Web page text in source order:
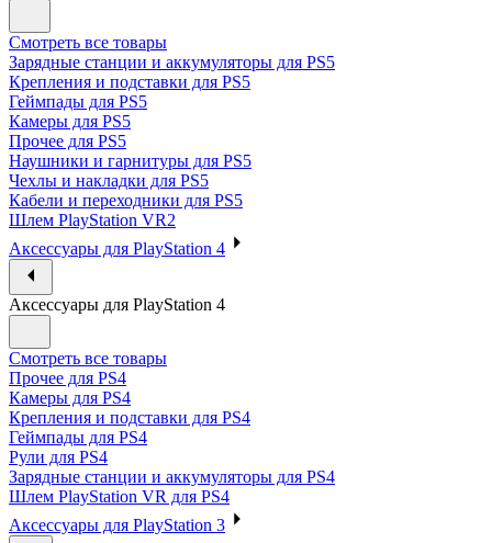
Смотреть все товары
Зарядные станции и аккумуляторы для PS5
Крепления и подставки для PS5
Геймпады для PS5
Камеры для PS5
Прочее для PS5
Наушники и гарнитуры для PS5
Чехлы и накладки для PS5
Кабели и переходники для PS5
Шлем PlayStation VR2
Аксессуары для PlayStation 4
Аксессуары для PlayStation 4
Смотреть все товары
Прочее для PS4
Камеры для PS4
Крепления и подставки для PS4
Геймпады для PS4
Рули для PS4
Зарядные станции и аккумуляторы для PS4
Шлем PlayStation VR для PS4
Аксессуары для PlayStation 3